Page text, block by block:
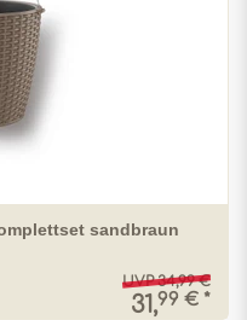
sandbraun
UVP 34,99 €
31,99 € *